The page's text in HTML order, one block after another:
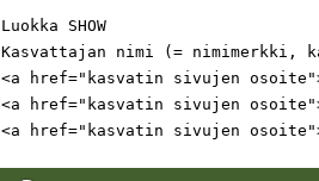
Luokka SHOW
Kasvattajan nimi (=
<a href="kasvatin sivujen
<a href="kasvatin sivujen
<a href="kasvatin sivujen